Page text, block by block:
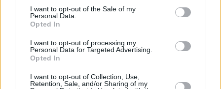
consent section.
I want to opt-out of the Sale of my
Personal Data.
Opted In
I want to opt-out of processing my
Personal Data for Targeted Advertising.
Opted In
I want to opt-out of Collection, Use,
Retention, Sale, and/or Sharing of my
υπουργοί Άμυνας - Έμφαση στην εγχώρια βιομηχανία